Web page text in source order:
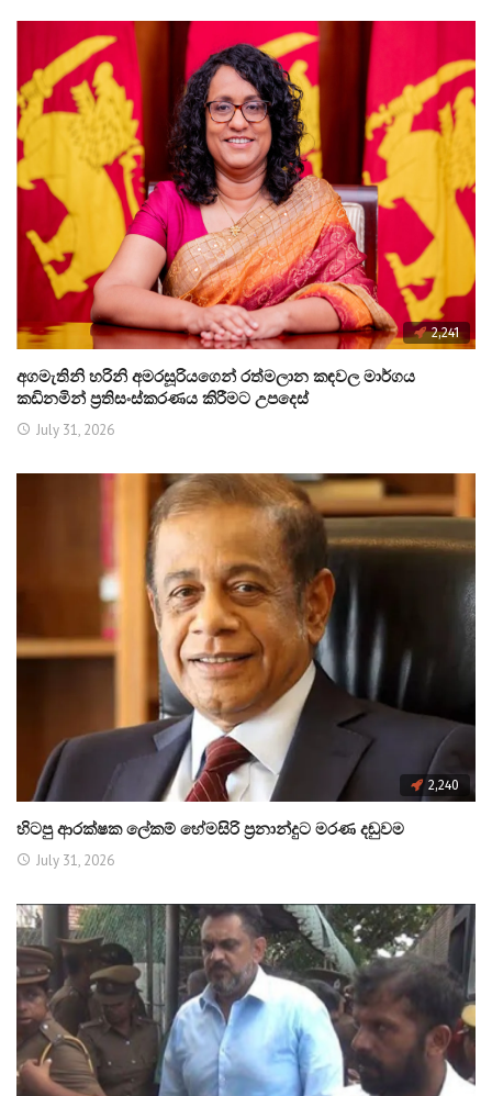
2,241
අගමැතිනි හරිනි අමරසූරියගෙන් රත්මලාන කඳවල මාර්ගය
කඩිනමින් ප්‍රතිසංස්කරණය කිරීමට උපදෙස්
July 31, 2026
2,240
හිටපු ආරක්ෂක ලේකම් හේමසිරි ප්‍රනාන්දුට මරණ දඬුවම
July 31, 2026